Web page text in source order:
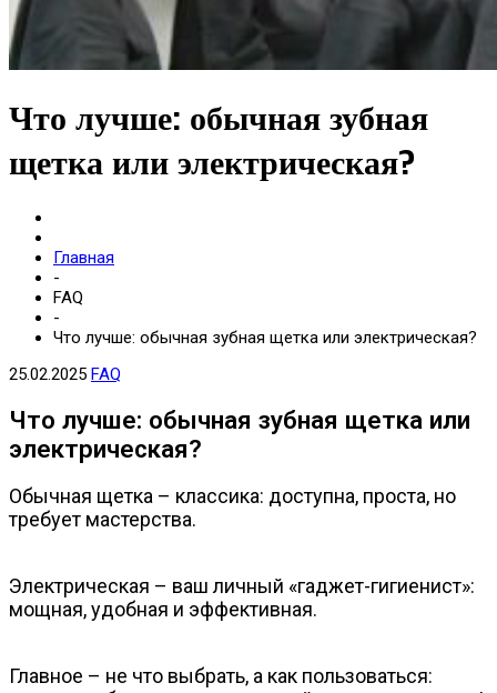
X
Что лучше: обычная зубная
щетка или электрическая?
Главная
-
FAQ
-
Что лучше: обычная зубная щетка или электрическая?
25.02.2025 FAQ
Что лучше: обычная зубная щетка или
электрическая?
Обычная щетка – классика: доступна, проста, но
требует мастерства.
Электрическая – ваш личный «гаджет-гигиенист»:
мощная, удобная и эффективная.
Главное – не что выбрать, а как пользоваться: